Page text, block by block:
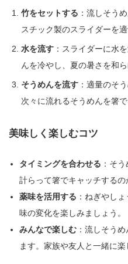
竹をセットする ：流しそう
スチック製のスライダーを
水を流す ：スライダーに水
んを冷やし、夏の暑さを和ら
そうめんを流す ：適量のそ
次々に流れるそうめんを箸
美味しく楽しむコツ
タイミングを合わせる ：そ
計らって箸でキャッチするの
薬味を活用する ：ねぎやし
味の変化を楽しみましょう。
みんなで楽しむ ：流しそう
ます。家族や友人と一緒に楽